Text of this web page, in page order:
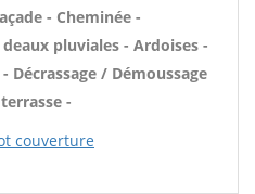
- Cheminée -
pluviales - Ardoises -
Décrassage / Démoussage
-
couverture